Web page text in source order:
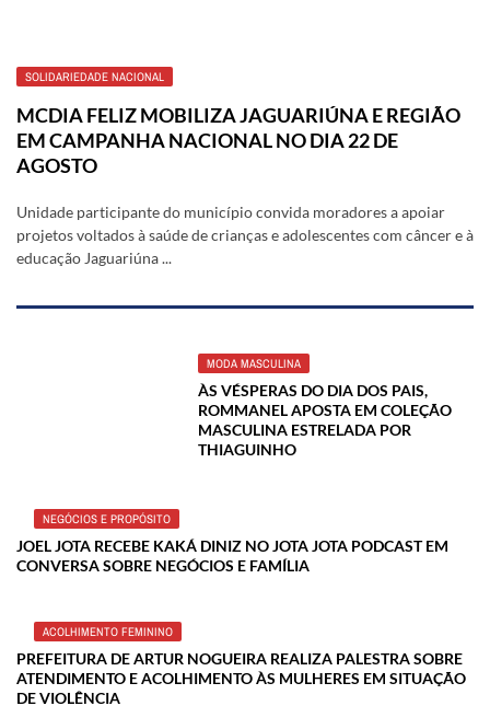
SOLIDARIEDADE NACIONAL
MCDIA FELIZ MOBILIZA JAGUARIÚNA E REGIÃO
EM CAMPANHA NACIONAL NO DIA 22 DE
AGOSTO
Unidade participante do município convida moradores a apoiar
projetos voltados à saúde de crianças e adolescentes com câncer e à
educação Jaguariúna ...
MODA MASCULINA
ÀS VÉSPERAS DO DIA DOS PAIS,
ROMMANEL APOSTA EM COLEÇÃO
MASCULINA ESTRELADA POR
THIAGUINHO
NEGÓCIOS E PROPÓSITO
JOEL JOTA RECEBE KAKÁ DINIZ NO JOTA JOTA PODCAST EM
CONVERSA SOBRE NEGÓCIOS E FAMÍLIA
ACOLHIMENTO FEMININO
PREFEITURA DE ARTUR NOGUEIRA REALIZA PALESTRA SOBRE
ATENDIMENTO E ACOLHIMENTO ÀS MULHERES EM SITUAÇÃO
DE VIOLÊNCIA